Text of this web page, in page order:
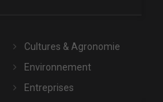
Cultures & Agronomie
Environnement
Entreprises